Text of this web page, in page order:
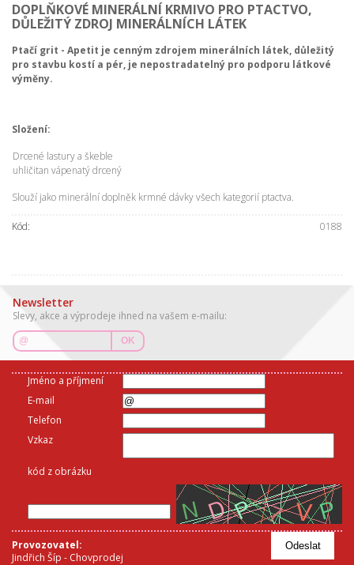
DOPLŇKOVÉ MINERÁLNÍ KRMIVO PRO PTACTVO,
DŮLEŽITÝ ZDROJ MINERÁLNÍCH LÁTEK
Ptačí grit - Apetit je cenným zdrojem minerálních látek, důležitý
pro stavbu kostí a pér, je nepostradatelný pro podporu látkové
výměny.
Složení:
Drcené lastury a škeble
uhličitan vápenatý drcený
Slouží jako minerální doplněk krmné dávky všech kategorií ptactva.
Kód: 0188
Newsletter
Slevy, akce a výprodeje ihned na vašem e-mailu:
OK
Jméno a příjmení
E-mail
Telefon
Vzkaz
kód z obrázku
Odeslat
Provozovatel:
Jindřich Šíp - Chovprodej